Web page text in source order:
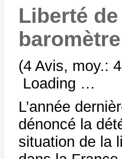
Liberté
(4 Avis, moy.:
Loading …
L’année
dénoncé la
situation de la